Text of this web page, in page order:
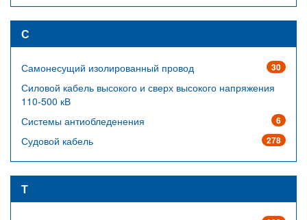
С
30
Самонесущий изолированный провод
Силовой кабель высокого и сверх высокого напряжения
110-500 кВ
6
Системы антиобледенения
278
Судовой кабель
Т